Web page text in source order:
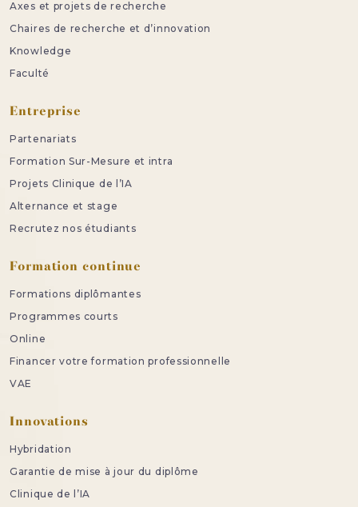
Axes et projets de recherche
Chaires de recherche et d’innovation
Knowledge
Faculté
Entreprise
Partenariats
Formation Sur-Mesure et intra
Projets Clinique de l’IA
Alternance et stage
Recrutez nos étudiants
Formation continue
Formations diplômantes
Programmes courts
Online
Financer votre formation professionnelle
VAE
Innovations
Hybridation
Garantie de mise à jour du diplôme
Clinique de l’IA